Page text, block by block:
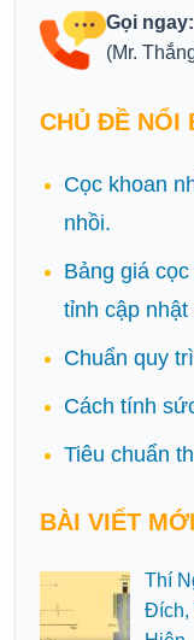
Gọi
(Mr.
CHỦ ĐỀ NỔI
Cọc khoan
nhồi.
Bảng giá
tỉnh cập nhật
Chuẩn quy
Cách tính
Tiêu chuẩn
BÀI VIẾT
Thí
Đích,